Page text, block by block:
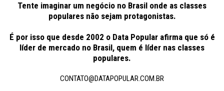
Tente imaginar um negócio no Brasil onde as classes
populares não sejam protagonistas.
É por isso que desde 2002 o Data Popular afirma que só é
líder de mercado no Brasil, quem é líder nas classes
populares.
CONTATO@DATAPOPULAR.COM.BR